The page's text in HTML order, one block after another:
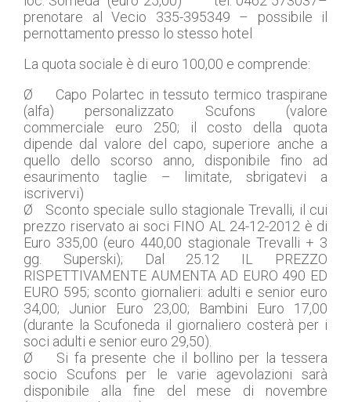
prenotare al Vecio 335-395349 – possibile il
pernottamento presso lo stesso hotel
La quota sociale è di euro 100,00 e comprende:
Ø Capo Polartec in tessuto termico traspirane
(alfa) personalizzato Scufons (valore
commerciale euro 250; il costo della quota
dipende dal valore del capo, superiore anche a
quello dello scorso anno, disponibile fino ad
esaurimento taglie – limitate, sbrigatevi a
iscrivervi)
Ø Sconto speciale sullo stagionale Trevalli, il cui
prezzo riservato ai soci FINO AL 24-12-2012 è di
Euro 335,00 (euro 440,00 stagionale Trevalli + 3
gg. Superski); Dal 25.12 IL PREZZO
RISPETTIVAMENTE AUMENTA AD EURO 490 ED
EURO 595; sconto giornalieri: adulti e senior euro
34,00; Junior Euro 23,00; Bambini Euro 17,00
(durante la Scufoneda il giornaliero costerà per i
soci adulti e senior euro 29,50).
Ø Si fa presente che il bollino per la tessera
socio Scufons per le varie agevolazioni sarà
disponibile alla fine del mese di novembre